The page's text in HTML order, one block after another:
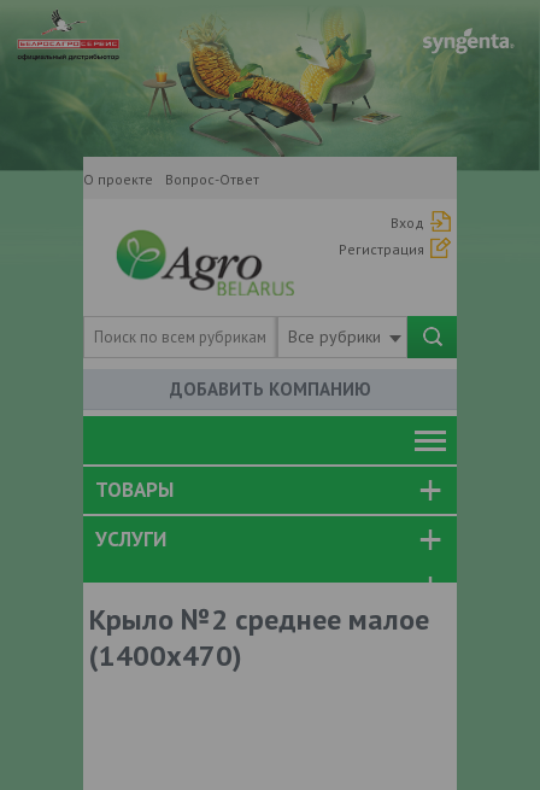
О проекте Вопрос-Ответ
Вход
Регистрация
Все рубрики
ДОБАВИТЬ КОМПАНИЮ
ТОВАРЫ
УСЛУГИ
Крыло №2 среднее малое
(1400х470)